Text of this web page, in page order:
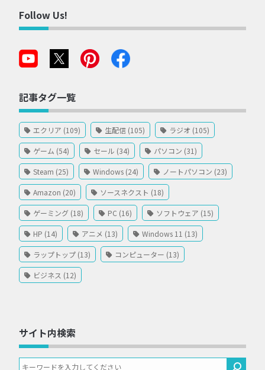
Follow Us!
記事タグ一覧
エクリア (109) 生配信 (105) ラジオ (105)
ゲーム (54) セール (34) パソコン (31)
Steam (25) Windows (24) ノートパソコン (23)
Amazon (20) ソースネクスト (18)
ゲーミング (18) PC (16) ソフトウェア (15)
HP (14) アニメ (13) Windows 11 (13)
ラップトップ (13) コンピューター (13)
ビジネス (12)
サイト内検索